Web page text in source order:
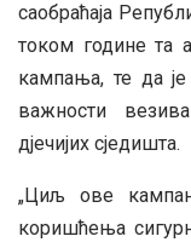
саобраћаја
током године та
кампања, те да
важности
д‌јечијих сједишта.
„Циљ ове
коришћења